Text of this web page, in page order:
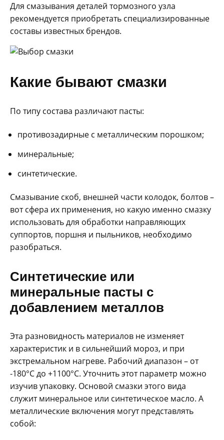
Для смазывания деталей тормозного узла
рекомендуется приобретать специализированные
составы известных брендов.
Какие бывают смазки
По типу состава различают пасты:
противозадирные с металлическим порошком;
минеральные;
синтетические.
Смазывание скоб, внешней части колодок, болтов –
вот сфера их применения, но какую именно смазку
использовать для обработки направляющих
суппортов, поршня и пыльников, необходимо
разобраться.
Синтетические или
минеральные пасты с
добавлением металлов
Эта разновидность материалов не изменяет
характеристик и в сильнейший мороз, и при
экстремальном нагреве. Рабочий диапазон – от
-180°C до +1100°C. Уточнить этот параметр можно
изучив упаковку. Основой смазки этого вида
служит минеральное или синтетическое масло. А
металлические включения могут представлять
собой: